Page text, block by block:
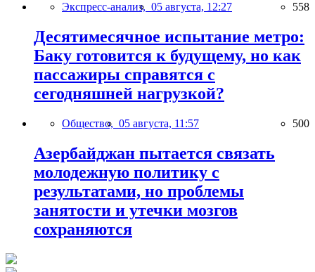
Экспресс-анализ, 05 августа, 12:27 558
Десятимесячное испытание метро:
Баку готовится к будущему, но как
пассажиры справятся с
сегодняшней нагрузкой?
Общество, 05 августа, 11:57 500
Азербайджан пытается связать
молодежную политику с
результатами, но проблемы
занятости и утечки мозгов
сохраняются